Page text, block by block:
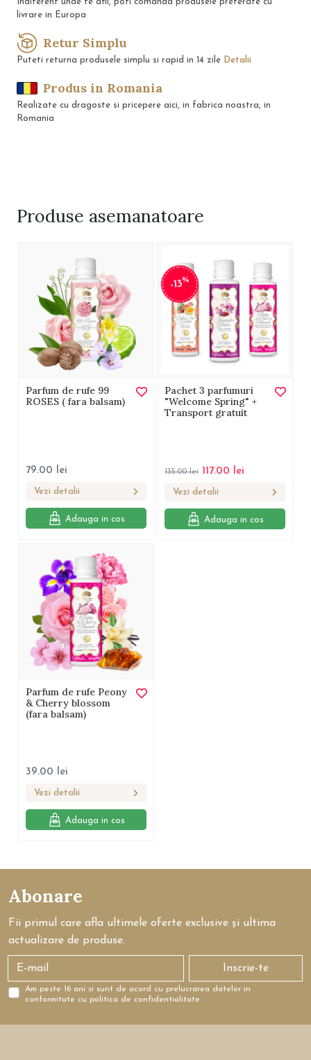
Indiferent unde te afli, poti comanda produsele preferate cu
livrare in Europa
Retur Simplu
Puteti returna produsele simplu si rapid in 14 zile Detalii
Produs in Romania
Realizate cu dragoste si pricepere aici, in fabrica noastra, in
Romania
Produse asemanatoare
Parfum de rufe 99
ROSES ( fara balsam)
79.00 lei
Vezi detalii
Adauga in cos
-13%
Pachet 3 parfumuri
"Welcome Spring" +
Transport gratuit
135.00 lei 117.00 lei
Vezi detalii
Adauga in cos
Parfum de rufe Peony
& Cherry blossom
(fara balsam)
39.00 lei
Vezi detalii
Adauga in cos
Abonare
Fii primul care afla ultimele oferte exclusive și ultima
actualizare de produse.
Inscrie-te
Am peste 16 ani si sunt de acord cu prelucrarea datelor in
conformitate cu politica de confidentialitate